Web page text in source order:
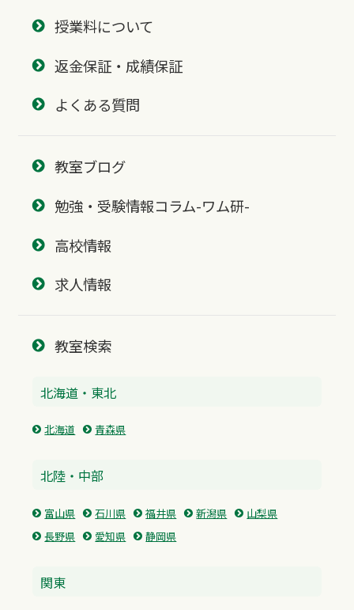
授業料について
返金保証・成績保証
よくある質問
教室ブログ
勉強・受験情報コラム-ワム研-
高校情報
求人情報
教室検索
北海道・東北
北海道 青森県
北陸・中部
富山県 石川県 福井県 新潟県
山梨県
長野県
愛知県 静岡県
関東